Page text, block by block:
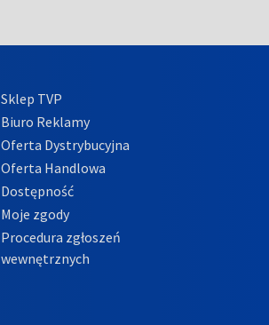
Sklep TVP
Biuro Reklamy
Oferta Dystrybucyjna
Oferta Handlowa
Dostępność
Moje zgody
Procedura zgłoszeń
wewnętrznych